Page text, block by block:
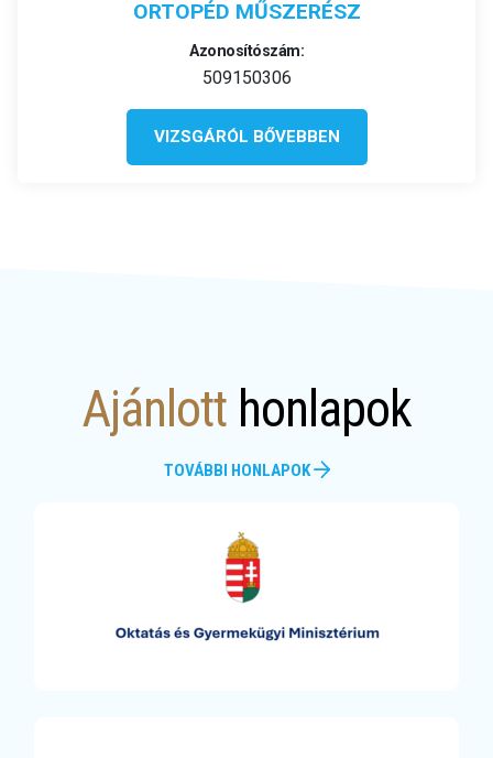
ORTOPÉD MŰSZERÉSZ
Azonosítószám:
509150306
VIZSGÁRÓL BŐVEBBEN
Ajánlotthonlapok
TOVÁBBI HONLAPOK